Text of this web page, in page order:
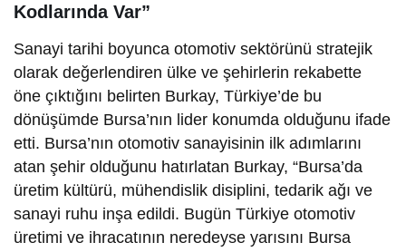
Kodlarında Var”
Sanayi tarihi boyunca otomotiv sektörünü stratejik
olarak değerlendiren ülke ve şehirlerin rekabette
öne çıktığını belirten Burkay, Türkiye’de bu
dönüşümde Bursa’nın lider konumda olduğunu ifade
etti. Bursa’nın otomotiv sanayisinin ilk adımlarını
atan şehir olduğunu hatırlatan Burkay, “Bursa’da
üretim kültürü, mühendislik disiplini, tedarik ağı ve
sanayi ruhu inşa edildi. Bugün Türkiye otomotiv
üretimi ve ihracatının neredeyse yarısını Bursa